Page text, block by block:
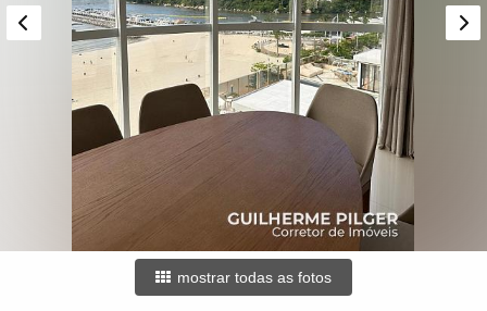
mostrar todas as fotos